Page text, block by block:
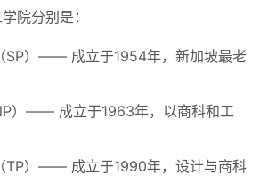
院分别是：
（SP）—— 成立于1954年，新加坡最老
）—— 成立于1963年，以商科和工
（TP）—— 成立于1990年，设计与商科